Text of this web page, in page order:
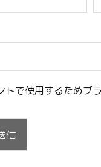
トで使用するためブ